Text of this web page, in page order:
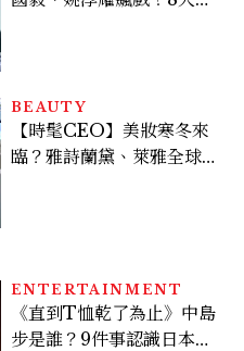
BEAUTY
【時髦CEO】美妝寒冬來
臨？雅詩蘭黛、萊雅全球裁
ENTERTAINMENT
《直到T恤乾了為止》中島
步是誰？9件事認識日本